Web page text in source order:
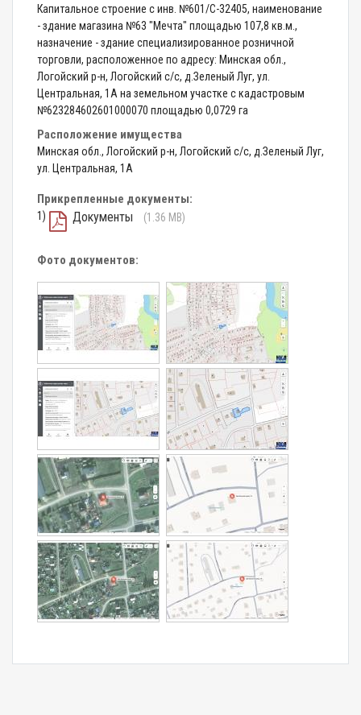
Капитальное строение с инв. №601/C-32405, наименование
- здание магазина №63 "Мечта" площадью 107,8 кв.м.,
назначение - здание специализированное розничной
торговли, расположенное по адресу: Минская обл.,
Логойский р-н, Логойский с/с, д.Зеленый Луг, ул.
Центральная, 1А на земельном участке с кадастровым
№623284602601000070 площадью 0,0729 га
Расположение имущества
Минская обл., Логойский р-н, Логойский с/с, д.Зеленый Луг,
ул. Центральная, 1А
Прикрепленные документы:
1) Документы (1.36 MB)
Фото документов: